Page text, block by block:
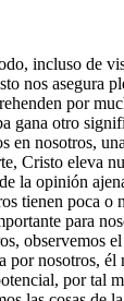
incluso de
nos asegura
por
gana otro
en nosotros,
Cristo eleva
la opinión
tienen poca o
para
observemos
por nosotros, él
por tal